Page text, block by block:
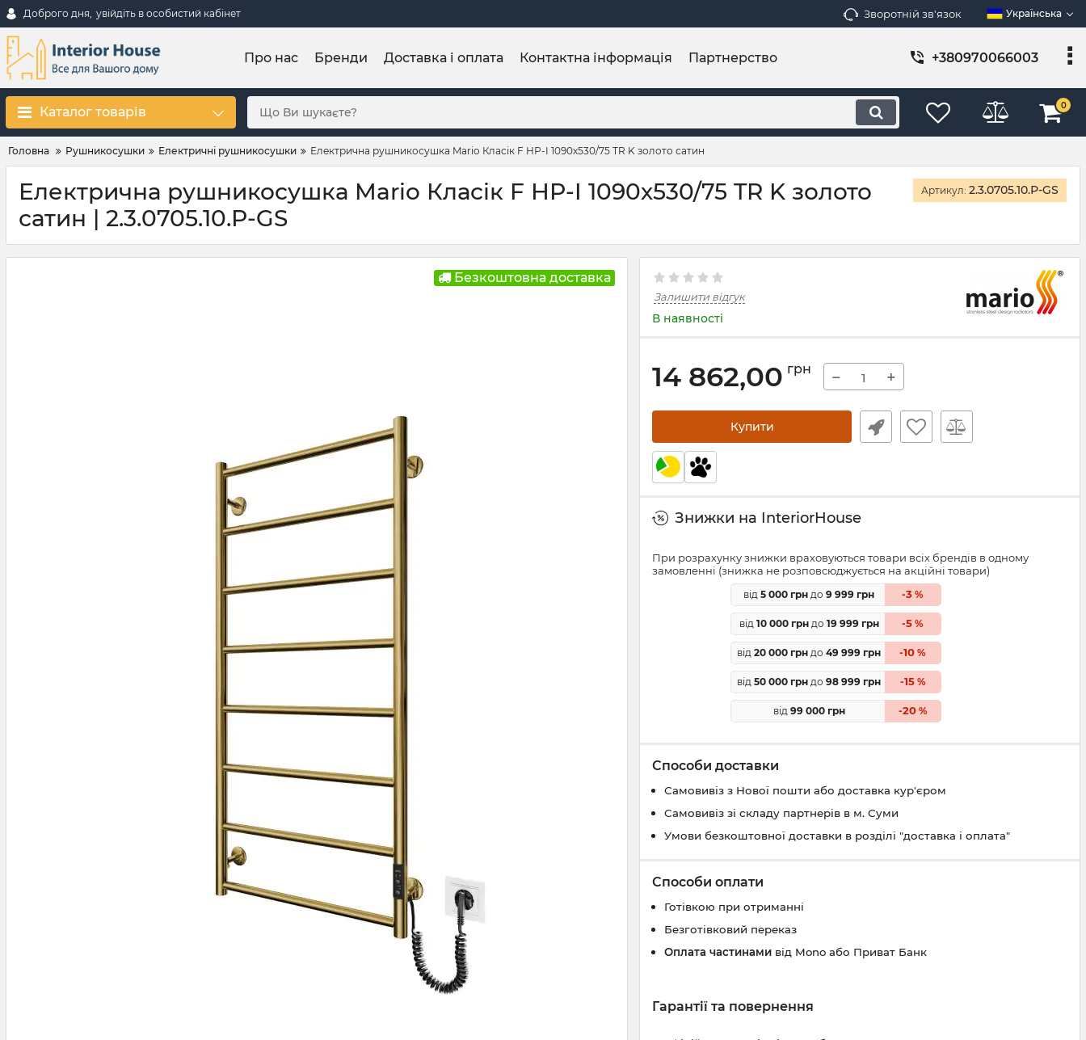
Доброго дня, увійдіть в особистий кабінет Зворотній зв'язок Українська
Про нас Бренди Доставка і оплата Контактна інформація Партнерство +380970066003
Каталог товарів 0
Головна Рушникосушки Електричні рушникосушки Електрична рушникосушка Mario Класік F НР-I 1090х530/75 TR K золото сатин
Електрична рушникосушка Mario Класік F НР-I 1090х530/75 TR K золото
сатин | 2.3.0705.10.Р-GS
Артикул: 2.3.0705.10.Р-GS
Безкоштовна доставка
Залишити відгук
В наявності
14 862,00 грн − +
Купити
Знижки на InteriorHouse
При розрахунку знижки враховуються товари всіх брендів в одному
замовленні (знижка не розповсюджується на акційні товари)
від 5 000 грн до 9 999 грн -3 %
від 10 000 грндо 19 999 грн -5 %
від 20 000 грн до 49 999 грн -10 %
від 50 000 грн до 98 999 грн -15%
від 99 000 грн -20%
Способи доставки
Самовивіз з Нової пошти або доставка кур'єром
Самовивіз зі складу партнерів в м. Суми
Умови безкоштовної доставки в розділі "доставка і оплата"
Способи оплати
Готівкою при отриманні
Безготівковий переказ
Оплата частинами від Mono або Приват Банк
Гарантії та повернення